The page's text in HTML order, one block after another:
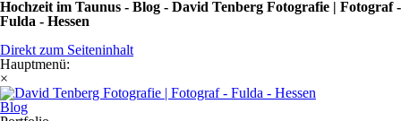
Hochzeit im Taunus - Blog - David Tenberg Fotografie | Fotograf -
Fulda - Hessen
Direkt zum Seiteninhalt
Hauptmenü:
×
Blog